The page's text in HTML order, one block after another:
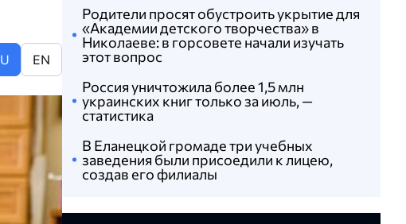
EN
Родители просят обустроить укрытие для
«Академии детского творчества» в
Николаеве: в горсовете начали изучать
этот вопрос
Россия уничтожила более 1,5 млн
украинских книг только за июль, —
статистика
В Еланецкой громаде три учебных
заведения были присоедили к лицею,
создав его филиалы